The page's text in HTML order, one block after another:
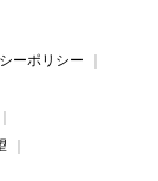
ーポリシー